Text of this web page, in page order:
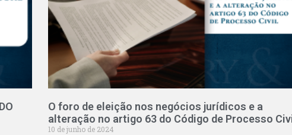
O foro de eleição nos negócios jurídicos e a
alteração no artigo 63 do Código de Processo
10 de junho de 2024